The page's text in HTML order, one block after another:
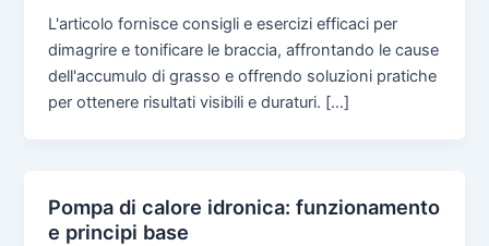
L'articolo fornisce consigli e esercizi efficaci per
dimagrire e tonificare le braccia, affrontando le cause
dell'accumulo di grasso e offrendo soluzioni pratiche
per ottenere risultati visibili e duraturi. […]
Pompa di calore idronica: funzionamento
e principi base